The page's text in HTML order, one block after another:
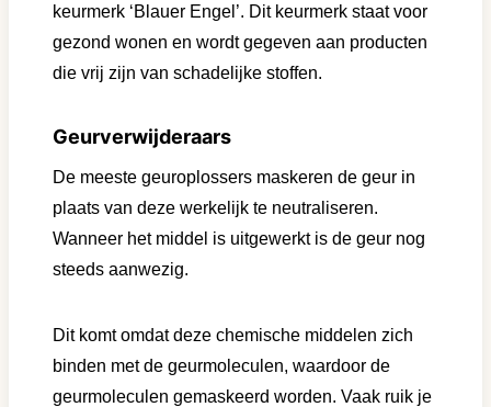
keurmerk ‘Blauer Engel’. Dit keurmerk staat voor
gezond wonen en wordt gegeven aan producten
die vrij zijn van schadelijke stoffen.
Geurverwijderaars
De meeste geuroplossers maskeren de geur in
plaats van deze werkelijk te neutraliseren.
Wanneer het middel is uitgewerkt is de geur nog
steeds aanwezig.
Dit komt omdat deze chemische middelen zich
binden met de geurmoleculen, waardoor de
geurmoleculen gemaskeerd worden. Vaak ruik je